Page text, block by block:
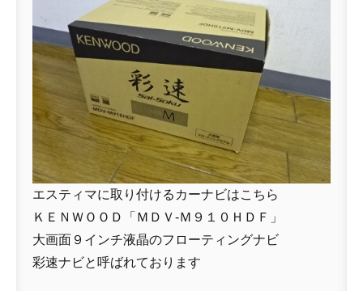
エスティマに取り付けるカーナビはこちら
ＫＥＮＷＯＯＤ「ＭＤＶ-Ｍ９１０ＨＤＦ」
大画面９インチ液晶のフローティングナビ
彩速ナビと呼ばれております